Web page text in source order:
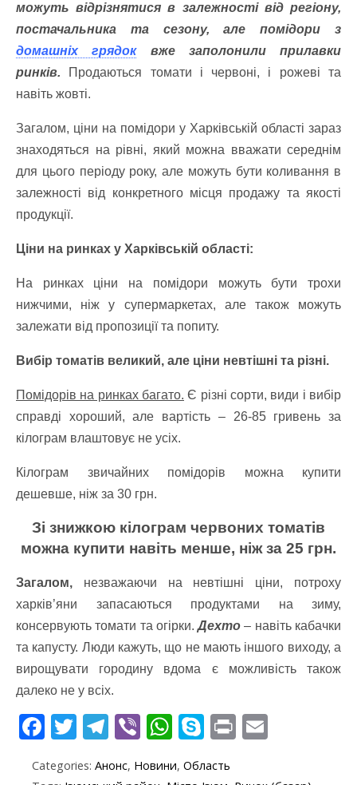
можуть відрізнятися в залежності від регіону,
постачальника та сезону, але помідори з
домашніх грядоквже заполонили прилавки
ринків. Продаються томати і червоні, і рожеві та
навіть жовті.
Загалом, ціни на помідори у Харківській області зараз
знаходяться на рівні, який можна вважати середнім
для цього періоду року, але можуть бути коливання в
залежності від конкретного місця продажу та якості
продукції.
Ціни на ринках у Харківській області:
На ринках ціни на помідори можуть бути трохи
нижчими, ніж у супермаркетах, але також можуть
залежати від пропозиції та попиту.
Вибір томатів великий, але ціни невтішні та різні.
Помідорів на ринках багато. Є різні сорти, види і вибір
справді хороший, але вартість – 26-85 гривень за
кілограм влаштовує не усіх.
Кілограм звичайних помідорів можна купити
дешевше, ніж за 30 грн.
Зі знижкою кілограм червоних томатів
можна купити навіть менше, ніж за 25 грн.
Загалом, незважаючи на невтішні ціни, потроху
харків’яни запасаються продуктами на зиму,
консервують томати та огірки.Дехто – навіть кабачки
та капусту. Люди кажуть, що не мають іншого виходу, а
вирощувати городину вдома є можливість також
далеко не у всіх.
F
e
T
itt
T
e
Vi
er
W
at
S
y
Pr
t ai
Categories: Анонс, Новини, Область